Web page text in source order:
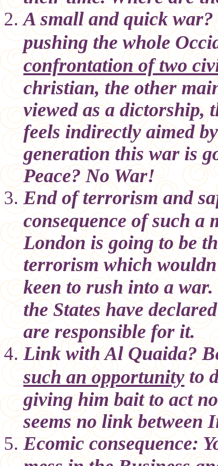
A small and quick
pushing the whole
confrontation of two
christian, the other
viewed as a dictorship,
feels indirectly aimed
generation this war is
Peace? No War!
End of terrorism and
consequence of such
London is going to be
terrorism which
keen to rush into a war.
the States have
are responsible for it.
Link with Al Quaida?
such an opportunityto
giving him bait to act
seems no link between
Ecomic consequence: